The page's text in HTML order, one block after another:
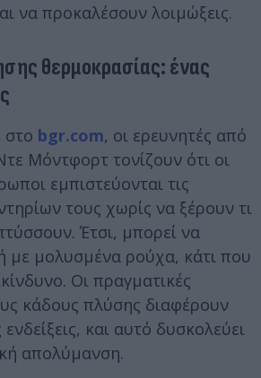
να προκαλέσουν λοιμώξεις.
θερμοκρασίας: ένας
bgr.com, οι ερευνητές από
Μόντφορτ τονίζουν ότι οι
εμπιστεύονται τις
τους χωρίς να ξέρουν τι
Έτσι, μπορεί να
με μολυσμένα ρούχα, κάτι που
Οι πραγματικές
κάδους πλύσης διαφέρουν
και αυτό δυσκολεύει
απολύμανση.